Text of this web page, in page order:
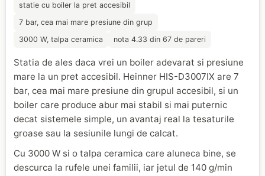
statie cu boiler la pret accesibil
7 bar, cea mai mare presiune din grup
3000 W, talpa ceramica
nota 4.33 din 67 de pareri
Statia de ales daca vrei un boiler adevarat si presiune
mare la un pret accesibil. Heinner HIS-D3007IX are 7
bar, cea mai mare presiune din grupul accesibil, si un
boiler care produce abur mai stabil si mai puternic
decat sistemele simple, un avantaj real la tesaturile
groase sau la sesiunile lungi de calcat.
Cu 3000 W si o talpa ceramica care aluneca bine, se
descurca la rufele unei familii, iar jetul de 140 g/min